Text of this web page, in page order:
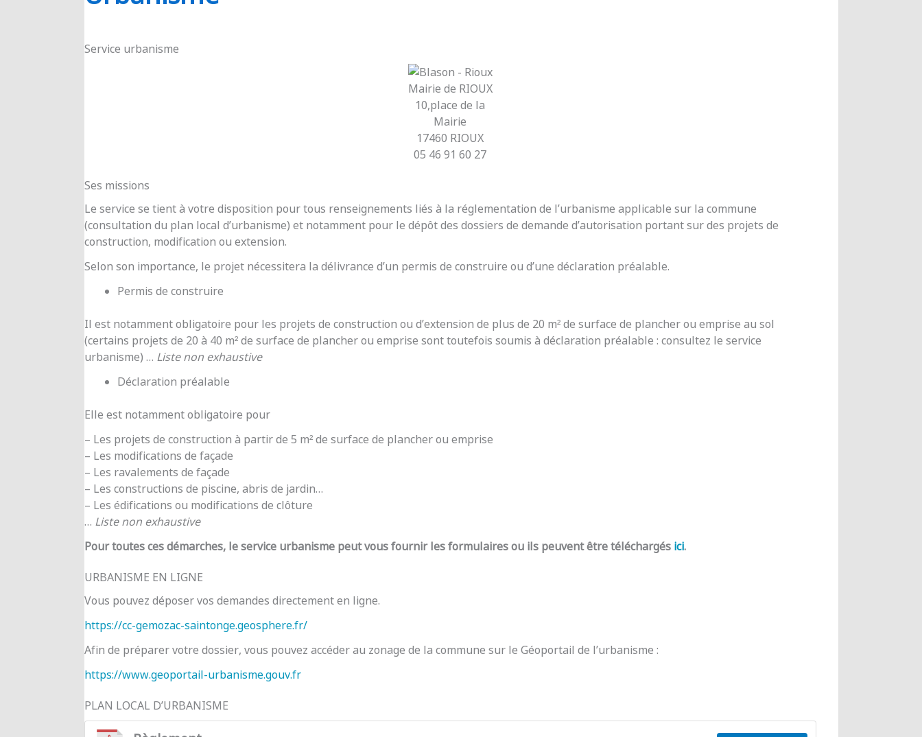
Service urbanisme
Mairie de RIOUX
10,place de la
Mairie
17460 RIOUX
05 46 91 60 27
Ses missions
Le service se tient à votre disposition pour tous renseignements liés à la réglementation de l’urbanisme applicable sur la commune
(consultation du plan local d’urbanisme) et notamment pour le dépôt des dossiers de demande d’autorisation portant sur des projets de
construction, modification ou extension.
Selon son importance, le projet nécessitera la délivrance d’un permis de construire ou d’une déclaration préalable.
Permis de construire
Il est notamment obligatoire pour les projets de construction ou d’extension de plus de 20 m² de surface de plancher ou emprise au sol
(certains projets de 20 à 40 m² de surface de plancher ou emprise sont toutefois soumis à déclaration préalable : consultez le service
urbanisme) … Liste non exhaustive
Déclaration préalable
Elle est notamment obligatoire pour
– Les projets de construction à partir de 5 m² de surface de plancher ou emprise
– Les modifications de façade
– Les ravalements de façade
– Les constructions de piscine, abris de jardin…
– Les édifications ou modifications de clôture
… Liste non exhaustive
Pour toutes ces démarches, le service urbanisme peut vous fournir les formulaires ou ils peuvent être téléchargés ici.
URBANISME EN LIGNE
Vous pouvez déposer vos demandes directement en ligne.
https://cc-gemozac-saintonge.geosphere.fr/
Afin de préparer votre dossier, vous pouvez accéder au zonage de la commune sur le Géoportail de l’urbanisme :
https://www.geoportail-urbanisme.gouv.fr
PLAN LOCAL D’URBANISME